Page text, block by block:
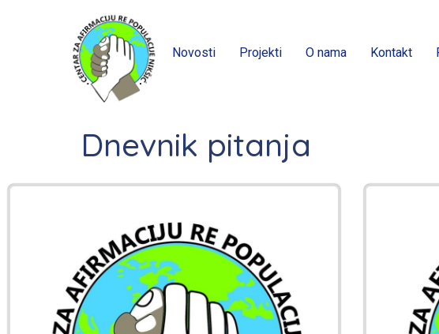
Novosti Projekti O nama Kontakt
Dnevnik pitanja